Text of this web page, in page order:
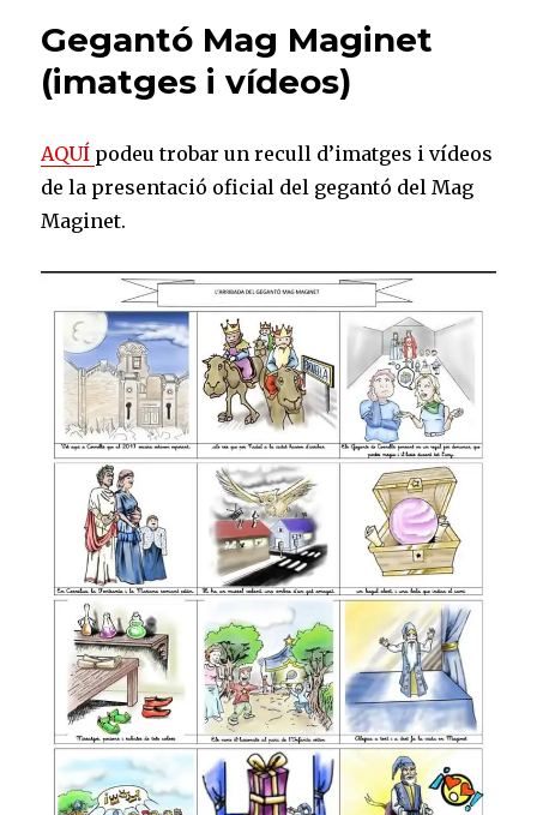
Diablets
preparats!
Gegantó Mag Maginet
(imatges i vídeos)
​AQUÍ podeu trobar un recull d’imatges i vídeos
de la presentació oficial del gegantó del Mag
Maginet.